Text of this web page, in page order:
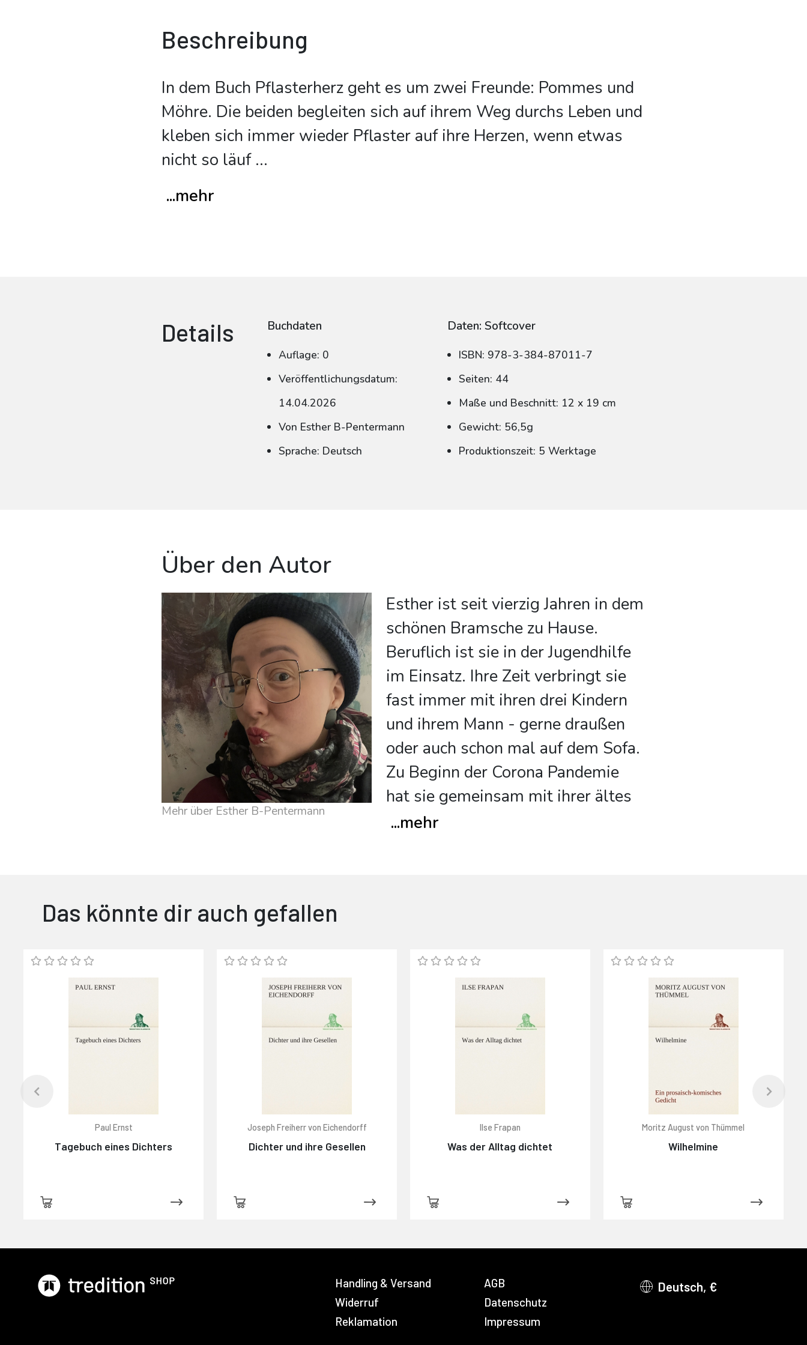
Beschreibung
In dem Buch Pflasterherz geht es um zwei Freunde: Pommes und
Möhre. Die beiden begleiten sich auf ihrem Weg durchs Leben und
kleben sich immer wieder Pflaster auf ihre Herzen, wenn etwas
nicht so läuf...
...mehr
Details Buchdaten
Auflage: 0
Veröffentlichungsdatum:
14.04.2026
Von Esther B-Pentermann
Sprache: Deutsch
Daten: Softcover
ISBN: 978-3-384-87011-7
Seiten: 44
Maße und Beschnitt: 12 x 19 cm
Gewicht: 56,5g
Produktionszeit: 5 Werktage
Über den Autor
Mehr über Esther B-Pentermann
Esther ist seit vierzig Jahren in dem
schönen Bramsche zu Hause.
Beruflich ist sie in der Jugendhilfe
im Einsatz. Ihre Zeit verbringt sie
fast immer mit ihren drei Kindern
und ihrem Mann - gerne draußen
oder auch schon mal auf dem Sofa.
Zu Beginn der Corona Pandemie
hat sie gemeinsam mit ihrer ältes
...mehr
Das könnte dir auch gefallen
Paul Ernst
Tagebuch eines Dichters
Joseph Freiherr von Eichendorff
Dichter und ihre Gesellen
Ilse Frapan
Was der Alltag dichtet
Moritz August von Thümmel
Wilhelmine
Handling & Versand
Widerruf
Reklamation
AGB
Datenschutz
Impressum
Deutsch, €